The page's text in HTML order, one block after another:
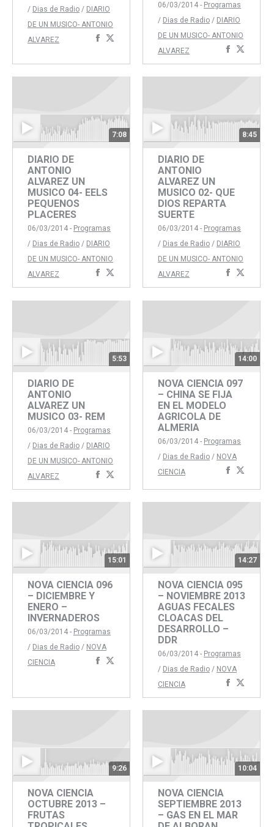
/ Dias de Radio / DIARIO
DE UN MUSICO- ANTONIO
ALVAREZ
Compartir
Facebook
Twitter
06/03/2014 - Programas
/ Dias de Radio / DIARIO
DE UN MUSICO- ANTONIO
ALVAREZ
Compartir
concon
7:08
DIARIO DE
ANTONIO
ALVAREZ UN
MUSICO 04- EELS
PEQUENOS
PLACERES
06/03/2014 - Programas
/ Dias de Radio / DIARIO
DE UN MUSICO- ANTONIO
ALVAREZ
Compartir
con
Facebook
con
Twitter
8:45
DIARIO DE
ANTONIO
ALVAREZ UN
MUSICO 02- QUE
DIOS REPARTA
SUERTE
06/03/2014 - Programas
/ Dias de Radio / DIARIO
DE UN MUSICO- ANTONIO
ALVAREZ
Compartir
concon
5:53
DIARIO DE
ANTONIO
ALVAREZ UN
MUSICO 03- REM
06/03/2014 - Programas
/ Dias de Radio / DIARIO
DE UN MUSICO- ANTONIO
ALVAREZ
Compartir
con
Facebook
con
Twitter
14:00
NOVA CIENCIA 097
– CHINA SE FIJA
EN EL MODELO
AGRICOLA DE
ALMERIA
06/03/2014 - Programas
/ Dias de Radio / NOVA
CIENCIA
Compartir
15:01
NOVA CIENCIA 096
– DICIEMBRE Y
ENERO –
INVERNADEROS
06/03/2014 - Programas
/ Dias de Radio / NOVA
CIENCIA
Compartir
14:27
NOVA CIENCIA 095
– NOVIEMBRE 2013
AGUAS FECALES
CLOACAS DEL
DESARROLLO –
DDR
06/03/2014 - Programas
/ Dias de Radio / NOVA
CIENCIA
Compartir
concon
9:26
NOVA CIENCIA
OCTUBRE 2013 –
FRUTAS
10:04
NOVA CIENCIA
SEPTIEMBRE 2013
– GAS EN EL MAR